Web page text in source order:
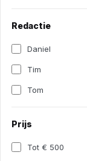
Redactie
Daniel
Tim
Tom
Prijs
Tot € 500